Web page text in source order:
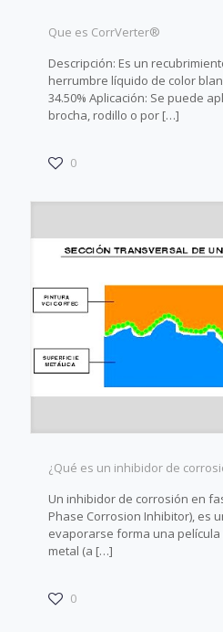
Que es CorrVerter®
Descripción: Es un
herrumbre líquido de color
34.50% Aplicación: Se puede
brocha, rodillo o por […]
0
¿Qué es un inhibidor de
Un inhibidor de corrosión en
Phase Corrosion Inhibitor), es
evaporarse forma una
metal (a […]
0